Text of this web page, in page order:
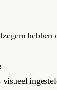
hebben
visueel